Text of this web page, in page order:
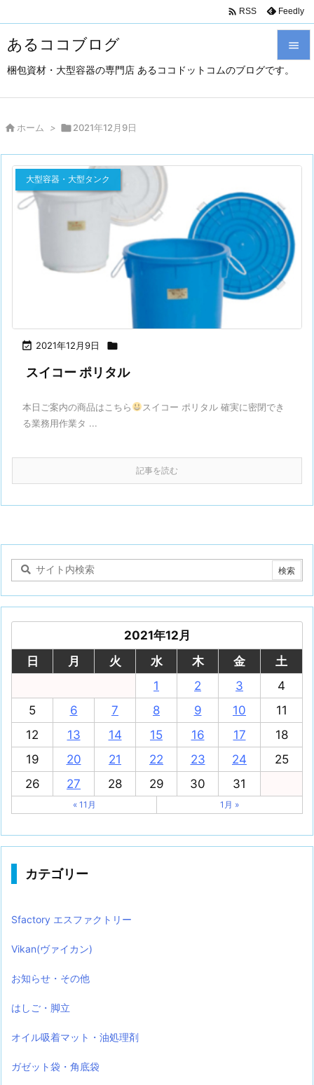
あるココブログ
梱包資材・大型容器の専門店 あるココドットコムのブログです。



検索
 RSS Feedly
 ホーム > 2021年12月9日
 2021年12月9日 
大型容器・大型タンク
スイコー ポリタル
本日ご案内の商品はこちら
スイコー ポリタル 確実に密閉でき
る業務用作業タ ...
記事を読む
2021年12月
日
月 火 水 木 金
土
1
2 3
4
5
6 7 8 9 10
11
12
13 14 15 16 17
18
19
20 21 22 23 24
25
26
27 28 29 30 31
« 11月 1月 »
カテゴリー
Sfactory エスファクトリー
Vikan(ヴァイカン)
お知らせ・その他
はしご・脚立
オイル吸着マット・油処理剤
ガゼット袋・角底袋